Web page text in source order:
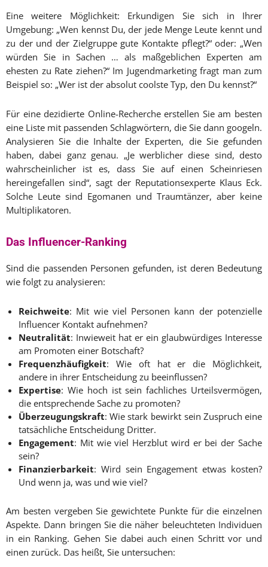
Eine weitere Möglichkeit: Erkundigen Sie sich in Ihrer
Umgebung: „Wen kennst Du, der jede Menge Leute kennt und
zu der und der Zielgruppe gute Kontakte pflegt?“ oder: „Wen
würden Sie in Sachen … als maßgeblichen Experten am
ehesten zu Rate ziehen?“ Im Jugendmarketing fragt man zum
Beispiel so: „Wer ist der absolut coolste Typ, den Du kennst?“
Für eine dezidierte Online-Recherche erstellen Sie am besten
eine Liste mit passenden Schlagwörtern, die Sie dann googeln.
Analysieren Sie die Inhalte der Experten, die Sie gefunden
haben, dabei ganz genau. „Je werblicher diese sind, desto
wahrscheinlicher ist es, dass Sie auf einen Scheinriesen
hereingefallen sind“, sagt der Reputationsexperte Klaus Eck.
Solche Leute sind Egomanen und Traumtänzer, aber keine
Multiplikatoren.
Das Influencer-Ranking
Sind die passenden Personen gefunden, ist deren Bedeutung
wie folgt zu analysieren:
Reichweite: Mit wie viel Personen kann der potenzielle
Influencer Kontakt aufnehmen?
Neutralität: Inwieweit hat er ein glaubwürdiges Interesse
am Promoten einer Botschaft?
Frequenzhäufigkeit: Wie oft hat er die Möglichkeit,
andere in ihrer Entscheidung zu beeinflussen?
Expertise: Wie hoch ist sein fachliches Urteilsvermögen,
die entsprechende Sache zu promoten?
Überzeugungskraft: Wie stark bewirkt sein Zuspruch eine
tatsächliche Entscheidung Dritter.
Engagement: Mit wie viel Herzblut wird er bei der Sache
sein?
Finanzierbarkeit: Wird sein Engagement etwas kosten?
Und wenn ja, was und wie viel?
Am besten vergeben Sie gewichtete Punkte für die einzelnen
Aspekte. Dann bringen Sie die näher beleuchteten Individuen
in ein Ranking. Gehen Sie dabei auch einen Schritt vor und
einen zurück. Das heißt, Sie untersuchen: